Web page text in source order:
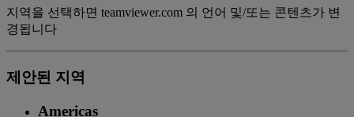
지역을 선택하면 teamviewer.com 의 언어 및/또는 콘텐츠가 변
경됩니다
제안된 지역
Americas